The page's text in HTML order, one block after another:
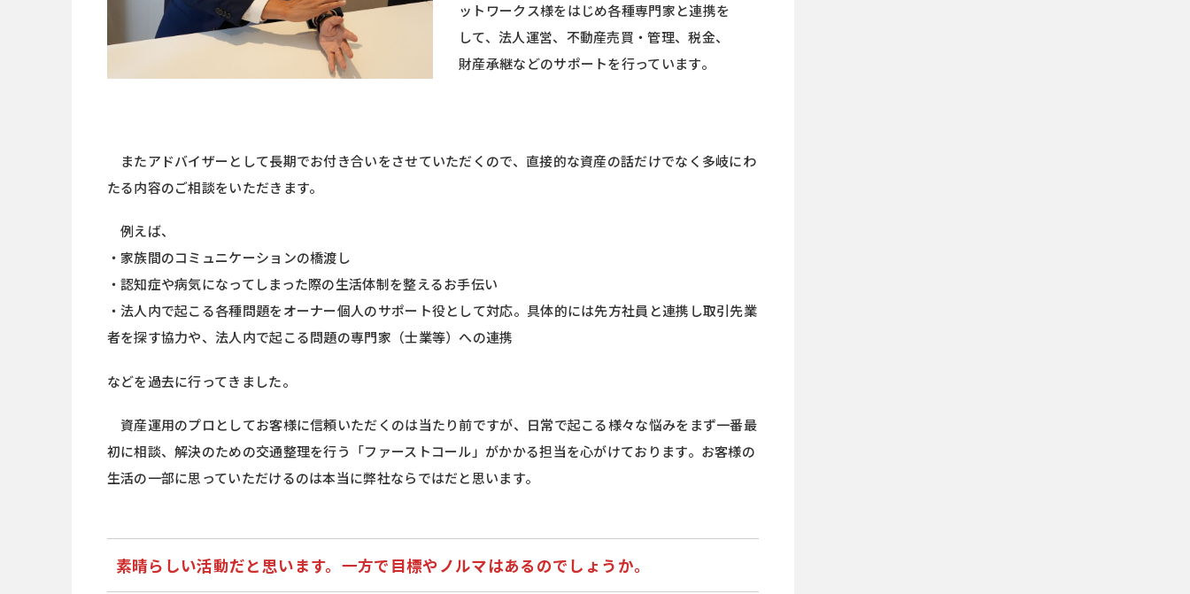
ットワークス様をはじめ各種専門家と連携を
して、法人運営、不動産売買・管理、税金、
財産承継などのサポートを行っています。
またアドバイザーとして長期でお付き合いをさせていただくので、直接的な資産の話だけでなく多岐にわ
たる内容のご相談をいただきます。
例えば、
・家族間のコミュニケーションの橋渡し
・認知症や病気になってしまった際の生活体制を整えるお手伝い
・法人内で起こる各種問題をオーナー個人のサポート役として対応。具体的には先方社員と連携し取引先業
者を探す協力や、法人内で起こる問題の専門家（士業等）への連携
などを過去に行ってきました。
資産運用のプロとしてお客様に信頼いただくのは当たり前ですが、日常で起こる様々な悩みをまず一番最
初に相談、解決のための交通整理を行う「ファーストコール」がかかる担当を心がけております。お客様の
生活の一部に思っていただけるのは本当に弊社ならではだと思います。
素晴らしい活動だと思います。一方で目標やノルマはあるのでしょうか。